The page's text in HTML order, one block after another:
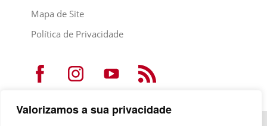
Valorizamos a sua privacidade
Mapa de Site
Política de Privacidade